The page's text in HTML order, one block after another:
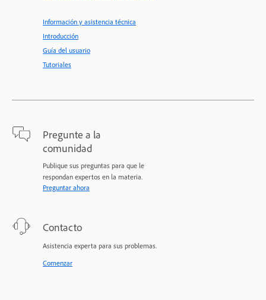
Información y asistencia técnica
Introducción
Guía del usuario
Tutoriales
Pregunte a la
comunidad
Publique sus preguntas para que le
respondan expertos en la materia.
Preguntar ahora
Contacto
Asistencia experta para sus problemas.
Comenzar